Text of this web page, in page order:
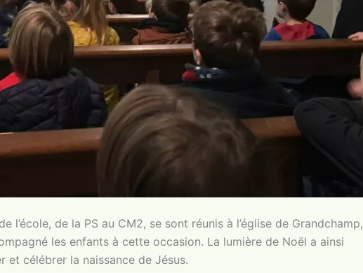
de la PS au CM2, se sont réunis à l’église de Grandchamp,
les enfants à cette occasion. La lumière de Noël a ainsi
et célébrer la naissance de Jésus.